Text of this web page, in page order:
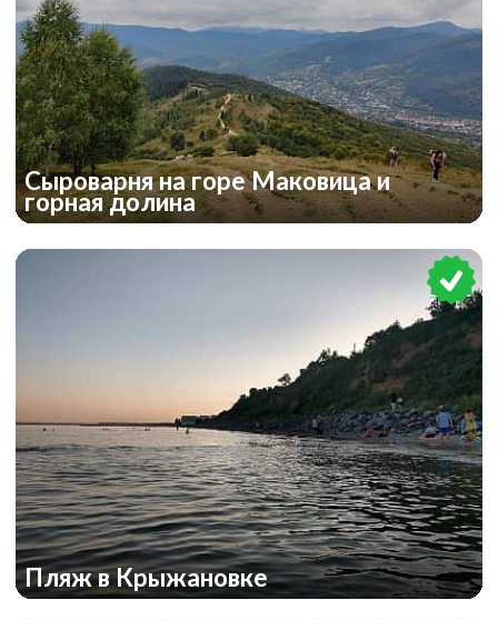
Сыроварня на горе Маковица и
горная долина
Пляж в Крыжановке